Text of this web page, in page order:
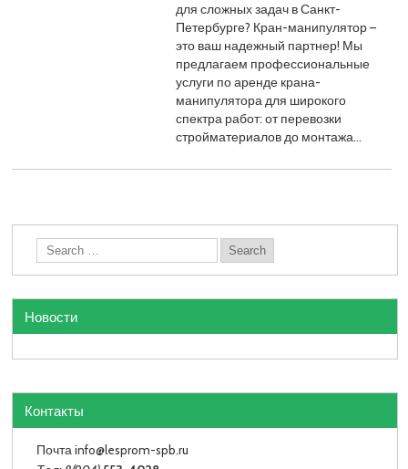
для сложных задач в Санкт-
Петербурге? Кран-манипулятор –
это ваш надежный партнер! Мы
предлагаем профессиональные
услуги по аренде крана-
манипулятора для широкого
спектра работ: от перевозки
стройматериалов до монтажа…
Новости
Контакты
Почта info@lesprom-spb.ru